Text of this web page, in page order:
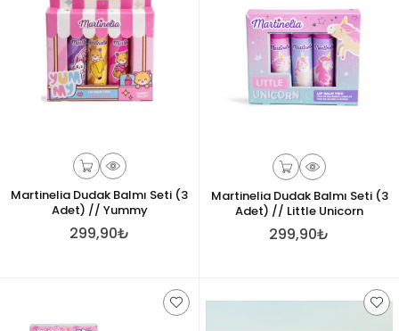
Martinelia Dudak Balmı Seti (3
Adet) // Yummy
299,90₺
Martinelia Dudak Balmı Seti (3
Adet) // Little Unicorn
299,90₺